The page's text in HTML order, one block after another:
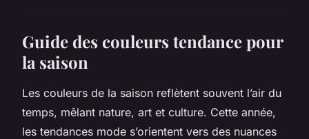
Guide des couleurs tendance pour
la saison
Les couleurs de la saison reflètent souvent l’air du
temps, mêlant nature, art et culture. Cette année,
les tendances mode s’orientent vers des nuances